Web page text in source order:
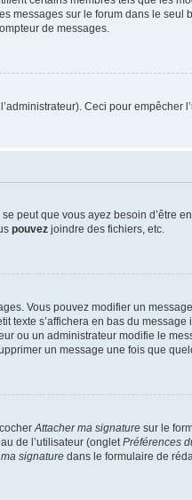
messages sur le forum dans le
de messages.
Ceci pour empêcher
peut que vous ayez besoin d’être
pouvez joindre des fichiers, etc.
Vous pouvez modifier un
s’affichera en bas du message
ou un administrateur modifie le
un message une fois que
Attacher ma signature sur le
de l’utilisateur (onglet Préférences
signature dans le formulaire de